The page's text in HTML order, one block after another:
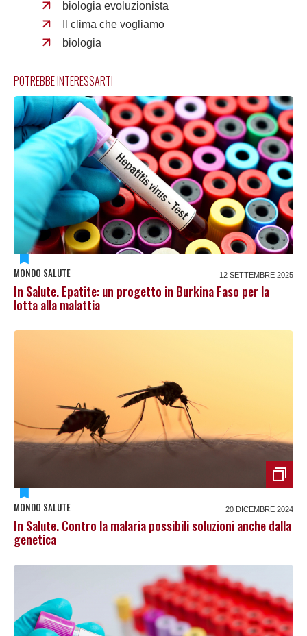
biologia evoluzionista
Il clima che vogliamo
biologia
POTREBBE INTERESSARTI
MONDO SALUTE 12 SETTEMBRE 2025
In Salute. Epatite: un progetto in Burkina Faso per la
lotta alla malattia
MONDO SALUTE 20 DICEMBRE 2024
In Salute. Contro la malaria possibili soluzioni anche dalla
genetica